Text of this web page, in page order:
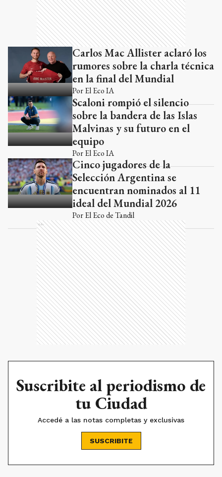
Carlos Mac Allister aclaró los
rumores sobre la charla técnica
en la final del Mundial
PorEl Eco IA
Scaloni rompió el silencio
sobre la bandera de las Islas
Malvinas y su futuro en el
equipo
PorEl Eco IA
Cinco jugadores de la
Selección Argentina se
encuentran nominados al 11
ideal del Mundial 2026
PorEl Eco de Tandil
Ads
Suscribite al periodismo de
tu Ciudad
Accedé a las notas completas y exclusivas
SUSCRIBITE